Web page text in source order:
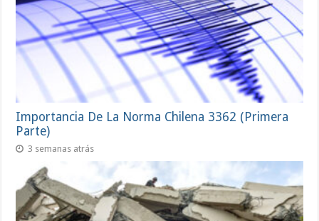
Importancia De La Norma Chilena 3362 (Primera
Parte)
3 semanas atrás